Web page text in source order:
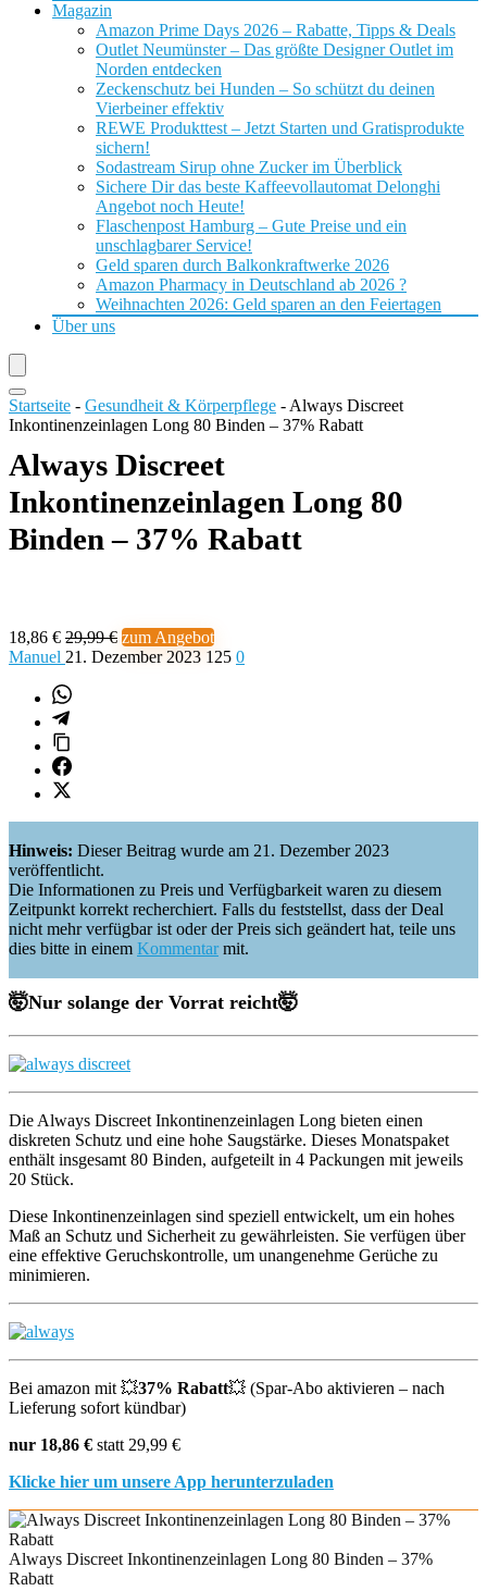
Magazin
Amazon Prime Days 2026 – Rabatte, Tipps & Deals
Outlet Neumünster – Das größte Designer Outlet im
Norden entdecken
Zeckenschutz bei Hunden – So schützt du deinen
Vierbeiner effektiv
REWE Produkttest – Jetzt Starten und Gratisprodukte
sichern!
Sodastream Sirup ohne Zucker im Überblick
Sichere Dir das beste Kaffeevollautomat Delonghi
Angebot noch Heute!
Flaschenpost Hamburg – Gute Preise und ein
unschlagbarer Service!
Geld sparen durch Balkonkraftwerke 2026
Amazon Pharmacy in Deutschland ab 2026 ?
Weihnachten 2026: Geld sparen an den Feiertagen
Über uns
Startseite - Gesundheit & Körperpflege - Always Discreet
Inkontinenzeinlagen Long 80 Binden – 37% Rabatt
Always Discreet
Inkontinenzeinlagen Long 80
Binden – 37% Rabatt
18,86 € 29,99 € zum Angebot
Manuel 21. Dezember 2023 125 0
Hinweis: Dieser Beitrag wurde am 21. Dezember 2023
veröffentlicht.
Die Informationen zu Preis und Verfügbarkeit waren zu diesem
Zeitpunkt korrekt recherchiert. Falls du feststellst, dass der Deal
nicht mehr verfügbar ist oder der Preis sich geändert hat, teile uns
dies bitte in einem Kommentarmit.
🤯Nur solange der Vorrat reicht🤯
Die Always Discreet Inkontinenzeinlagen Long bieten einen
diskreten Schutz und eine hohe Saugstärke. Dieses Monatspaket
enthält insgesamt 80 Binden, aufgeteilt in 4 Packungen mit jeweils
20 Stück.
Diese Inkontinenzeinlagen sind speziell entwickelt, um ein hohes
Maß an Schutz und Sicherheit zu gewährleisten. Sie verfügen über
eine effektive Geruchskontrolle, um unangenehme Gerüche zu
minimieren.
Bei amazon mit 💥37% Rabatt💥 (Spar-Abo aktivieren – nach
Lieferung sofort kündbar)
nur 18,86 € statt 29,99 €
Klicke hier um unsere App herunterzuladen
Always Discreet Inkontinenzeinlagen Long 80 Binden – 37%
Rabatt